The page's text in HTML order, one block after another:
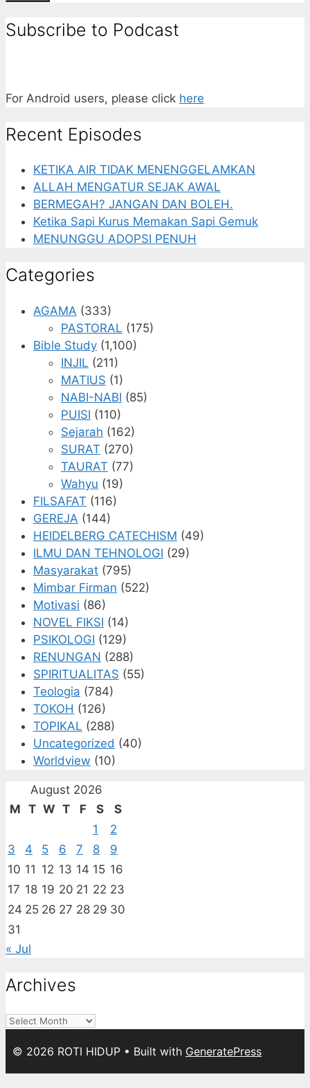
Subscribe to Podcast
For Android users, please click here
Recent Episodes
KETIKA AIR TIDAK MENENGGELAMKAN
ALLAH MENGATUR SEJAK AWAL
BERMEGAH? JANGAN DAN BOLEH.
Ketika Sapi Kurus Memakan Sapi Gemuk
MENUNGGU ADOPSI PENUH
Categories
AGAMA (333)
PASTORAL (175)
Bible Study (1,100)
INJIL (211)
MATIUS (1)
NABI-NABI (85)
PUISI (110)
Sejarah (162)
SURAT (270)
TAURAT (77)
Wahyu (19)
FILSAFAT (116)
GEREJA (144)
HEIDELBERG CATECHISM (49)
ILMU DAN TEHNOLOGI (29)
Masyarakat (795)
Mimbar Firman (522)
Motivasi (86)
NOVEL FIKSI (14)
PSIKOLOGI (129)
RENUNGAN (288)
SPIRITUALITAS (55)
Teologia (784)
TOKOH (126)
TOPIKAL (288)
Uncategorized (40)
Worldview (10)
August 2026
M T W T F S
S
1
2
3
4 5 6 7 8
9
10 11 12 13 14 15 16
17 18 19 20 21 22 23
24 25 26 27 28 29 30
31
« Jul
Archives
Archives
© 2026 ROTI HIDUP • Built with GeneratePress